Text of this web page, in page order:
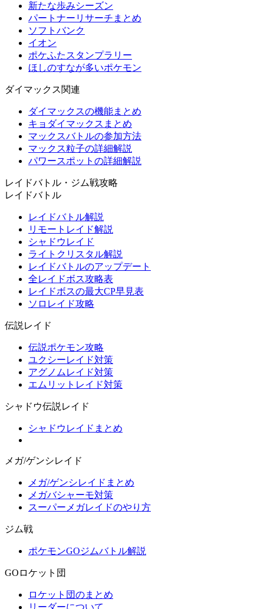
新たな歩みシーズン
パートナーリサーチまとめ
ソフトバンク
イオン
ポケふたスタンプラリー
ほしのすなが多いポケモン
ダイマックス関連
ダイマックスの機能まとめ
キョダイマックスまとめ
マックスバトルの参加方法
マックス粒子の詳細解説
パワースポットの詳細解説
レイドバトル・ジム戦攻略
レイドバトル
レイドバトル解説
リモートレイド解説
シャドウレイド
ライトクリスタル解説
レイドバトルのアップデート
全レイドボス攻略表
レイドボスの最大CP早見表
ソロレイド攻略
伝説レイド
伝説ポケモン攻略
ユクシーレイド対策
アグノムレイド対策
エムリットレイド対策
シャドウ伝説レイド
シャドウレイドまとめ
メガ/ゲンシレイド
メガ/ゲンシレイドまとめ
メガバシャーモ対策
スーパーメガレイドのやり方
ジム戦
ポケモンGOジムバトル解説
GOロケット団
ロケット団のまとめ
リーダーについて